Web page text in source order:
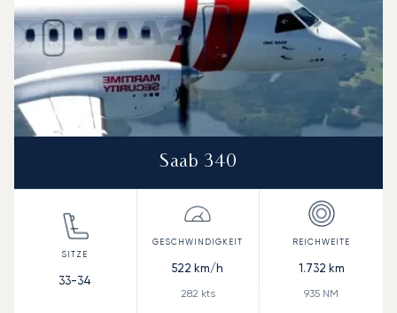
Saab 340
33-34
522 km/h
282 kts
1.732 km
935 NM